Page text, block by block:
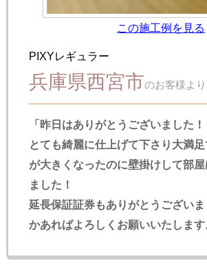
この施工例を見る
PIXYレギュラー
兵庫県西宮市のお客様より
「昨日はありがとうございました！
とても綺麗に仕上げて下さり大満
が大きくなったのに壁掛けして部
ました！
延長保証証券もありがとうござい
かあればよろしくお願いいたします